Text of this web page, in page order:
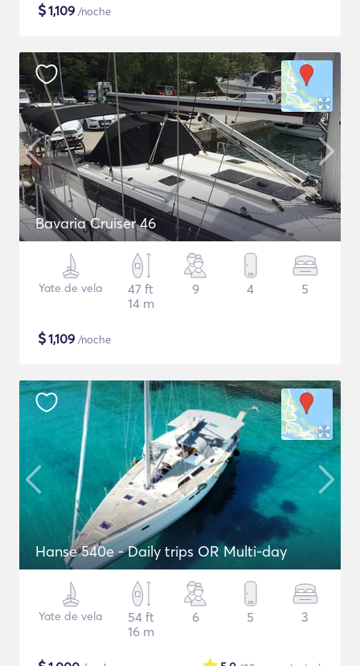
$1,109 /noche
Bavaria Cruiser 46
Yate de vela
47 ft
14 m
9 4 5
$1,109 /noche
Hanse 540e - Daily trips OR Multi-day
Yate de vela
54 ft
16 m
6 5 3